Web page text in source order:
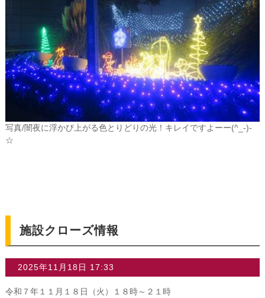
写真/闇夜に浮かび上がる色とりどりの光！キレイですよーー(^_-)-
☆
施設クローズ情報
2025年11月18日 17:33
令和７年１１月１８日（火）１８時～２１時